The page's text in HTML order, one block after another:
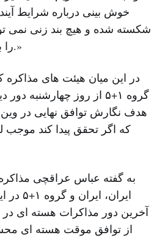
خوش بینی درباره شرایط
شکسته شده و هیچ بند زنی نمی
را به حالت اول بازگرداند.»
در این میان هیئت های مذاکره
گروه ۱+۵ از روز چهارشنبه
هدف نگارش توافق نهایی در وین
که اگر تحقق پیدا کند
به گفته عباس عراقچی
ایران،
آخرین دور مذاکرات هسته ای
از توافق موقت هسته ای